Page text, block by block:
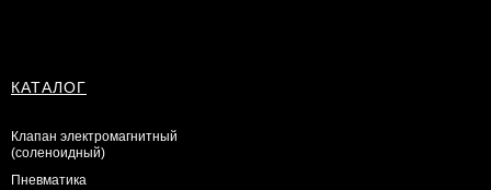
КАТАЛОГ
Клапан электромагнитный
(соленоидный)
Пневматика